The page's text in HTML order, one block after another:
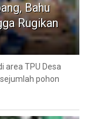
Bahu
Rugikan
area TPU Desa
pohon